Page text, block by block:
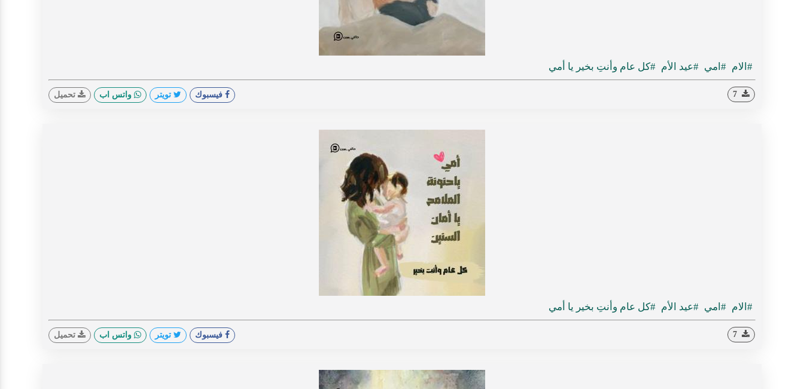
#الام #امي #عيد الأم #كل عام وأنتِ بخير يا أمي
فيسبوك تويتر واتس اب تحميل
#الام #امي #عيد الأم #كل عام وأنتِ بخير يا أمي
فيسبوك تويتر واتس اب تحميل